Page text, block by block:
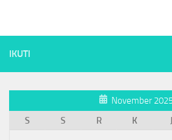
IKUTI
November
S
S R K J